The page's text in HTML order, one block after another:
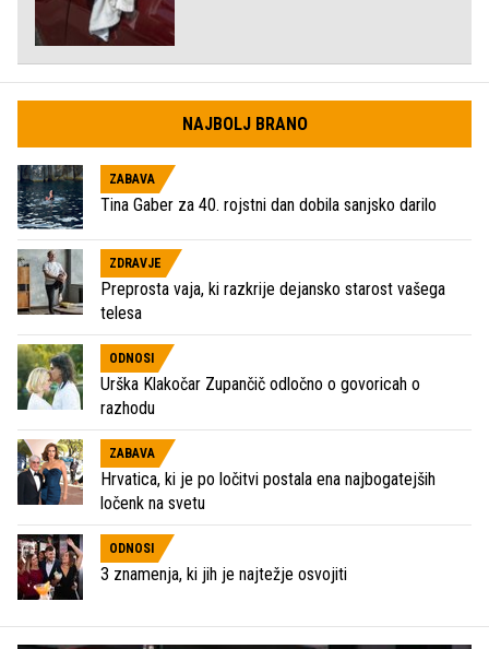
NAJBOLJ BRANO
ZABAVA
Tina Gaber za 40. rojstni dan dobila sanjsko darilo
ZDRAVJE
Preprosta vaja, ki razkrije dejansko starost vašega
telesa
ODNOSI
Urška Klakočar Zupančič odločno o govoricah o
razhodu
ZABAVA
Hrvatica, ki je po ločitvi postala ena najbogatejših
ločenk na svetu
ODNOSI
3 znamenja, ki jih je najtežje osvojiti